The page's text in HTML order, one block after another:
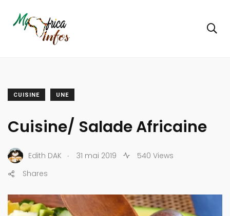
CUISINE UNE
Cuisine/ Salade Africaine
Edith DAK . 31 mai 2019
540 Views
Shares